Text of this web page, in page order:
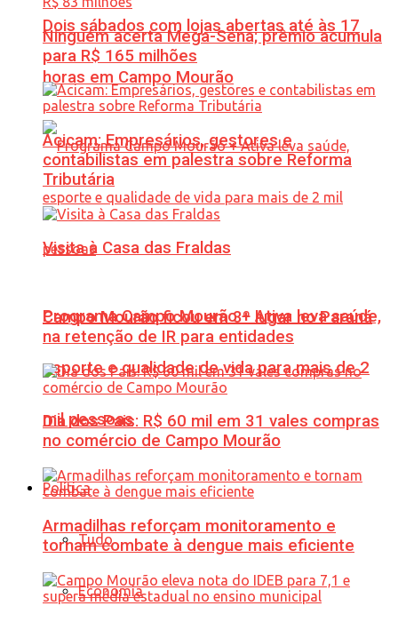
Dois sábados com lojas abertas até às 17
horas em Campo Mourão
Programa Campo Mourão + Ativa leva saúde,
esporte e qualidade de vida para mais de 2
mil pessoas
Política
Tudo
Economia
Ninguém acerta Mega-Sena; prêmio acumula
para R$ 165 milhões
Acicam: Empresários, gestores e
contabilistas em palestra sobre Reforma
Tributária
Visita à Casa das Fraldas
Campo Mourão ficou em 3º lugar no Paraná
na retenção de IR para entidades
Dia dos Pais: R$ 60 mil em 31 vales compras
no comércio de Campo Mourão
Armadilhas reforçam monitoramento e
tornam combate à dengue mais eficiente